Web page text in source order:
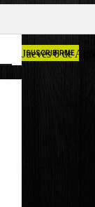
Jueves 6 de
SUSCRIBIRME